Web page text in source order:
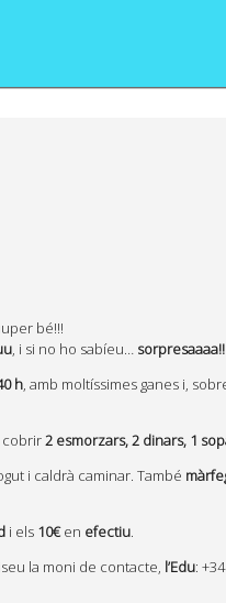
bé!!!
, i si no ho sabíeu… sorpresaaaa!!
h, amb moltíssimes ganes i,
cobrir2 esmorzars, 2 dinars, 1
i caldrà caminar. També
i els 10€en efectiu.
la moni de contacte, l’Edu: